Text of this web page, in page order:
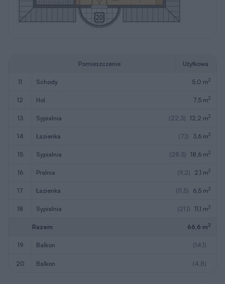
Pomieszczenie Użytkowa
11 schody 5,0 m2
12 hol 7,5 m2
13 sypialnia (22,3) 12,2 m2
14 łazienka (7,1) 3,6 m2
15 sypialnia (28,5) 18,6 m2
16 pralnia (9,2) 2,1 m2
17 łazienka (11,5) 6,5 m2
18 sypialnia (21,1) 11,1 m2
Razem 66,6 m2
19 balkon (14,1)
20 balkon (4,8)